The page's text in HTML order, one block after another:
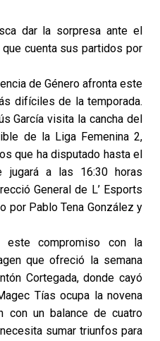
dar la sorpresa ante el
cuenta sus partidos por
de Género afronta este
difíciles de la temporada.
García visita la cancha del
de la Liga Femenina 2,
que ha disputado hasta el
jugará a las 16:30 horas
General de L’ Esports
por Pablo Tena González y
compromiso con la
que ofreció la semana
Cortegada, donde cayó
Tías ocupa la novena
con un balance de cuatro
sumar triunfos para